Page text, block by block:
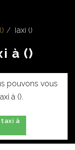
() Taxi ()
à ()
pouvons vous
à ().
taxi à